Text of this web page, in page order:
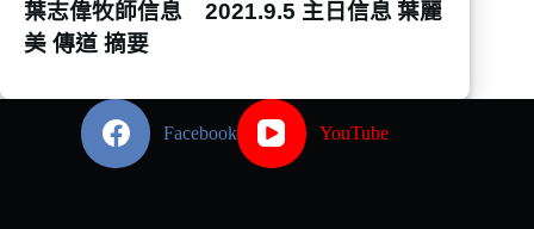
葉志偉牧師信息 2021.9.5 主日信息 葉麗
美 傳道 摘要
Facebook YouTube